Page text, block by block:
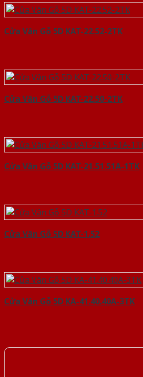
Cửa Vân Gỗ 5D KAT-22.52-2TK
Cửa Vân Gỗ 5D KAT-22.50-2TK
Cửa Vân Gỗ 5D KAT-21.51.51A-1TK
Cửa Vân Gỗ 5D KAT-1.52
Cửa Vân Gỗ 5D KA-41.40.40A-3TK